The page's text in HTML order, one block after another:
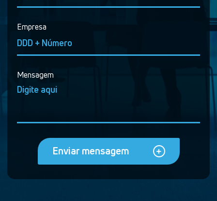
Empresa
Mensagem
Enviar mensagem